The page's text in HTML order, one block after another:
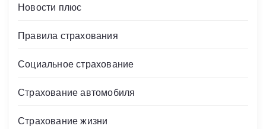
Новости плюс
Правила страхования
Социальное страхование
Страхование автомобиля
Страхование жизни